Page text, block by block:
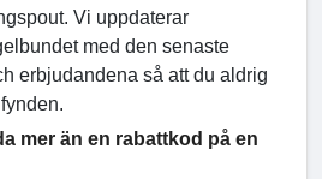
Vi uppdaterar
med den senaste
erbjudandena så att du aldrig
mer än en rabattkod på en